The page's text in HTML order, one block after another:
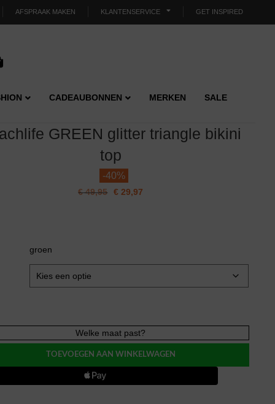
AFSPRAAK MAKEN KLANTENSERVICE GET INSPIRED
CADEAUBONNEN MERKEN SALE
GREEN glitter triangle bikini
top
-40%
€49,95 € 29,97
groen
Welke maat past?
TOEVOEGEN AAN WINKELWAGEN